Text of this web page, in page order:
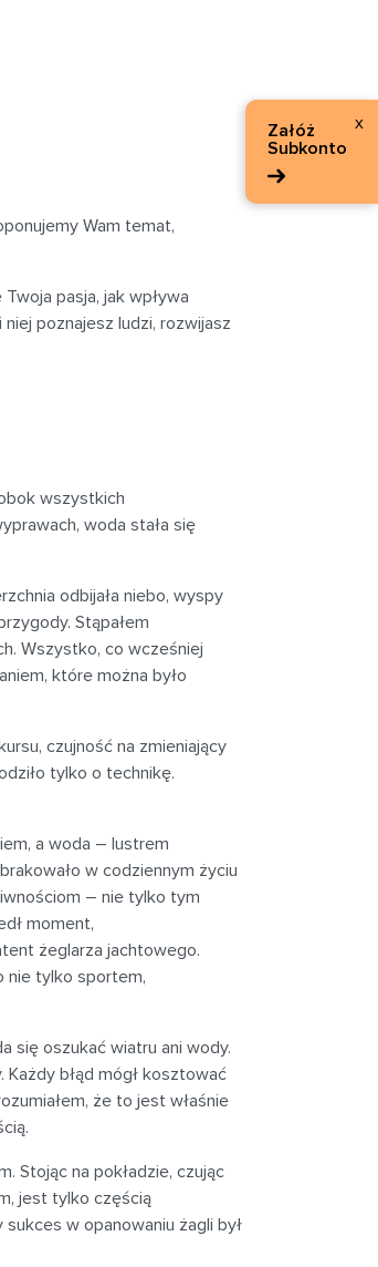
Załóż
Subkonto
x
Wam temat,
pasja, jak wpływa
poznajesz ludzi, rozwijasz
wszystkich
woda stała się
odbijała niebo, wyspy
Stąpałem
Wszystko, co wcześniej
które można było
czujność na zmieniający
tylko o technikę.
a woda – lustrem
w codziennym życiu
– nie tylko tym
moment,
żeglarza jachtowego.
nie tylko sportem,
się oszukać wiatru ani wody.
Każdy błąd mógł kosztować
że to jest właśnie
Stojąc na pokładzie, czując
jest tylko częścią
w opanowaniu żagli był